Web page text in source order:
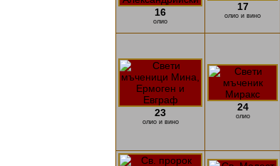
16
олио
17
олио и вино
23
олио и вино
24
олио